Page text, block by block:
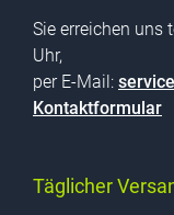
Sie erreichen uns
Uhr,
per E-Mail:
Kontaktformular
Täglicher